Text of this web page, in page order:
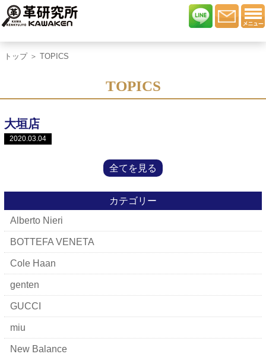
トップ＞ TOPICS
TOPICS
大垣店
2020.03.04
全てを見る
カテゴリー
Alberto Nieri
BOTTEFA VENETA
Cole Haan
genten
GUCCI
miu
New Balance